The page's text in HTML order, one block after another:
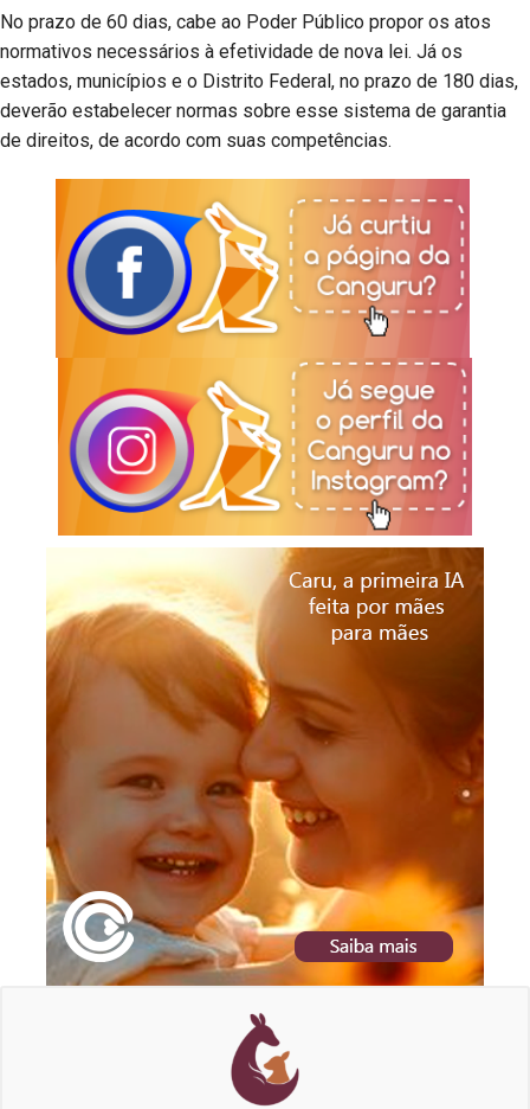
No prazo de 60 dias, cabe ao Poder Público propor os atos
normativos necessários à efetividade de nova lei. Já os
estados, municípios e o Distrito Federal, no prazo de 180 dias,
deverão estabelecer normas sobre esse sistema de garantia
de direitos, de acordo com suas competências.